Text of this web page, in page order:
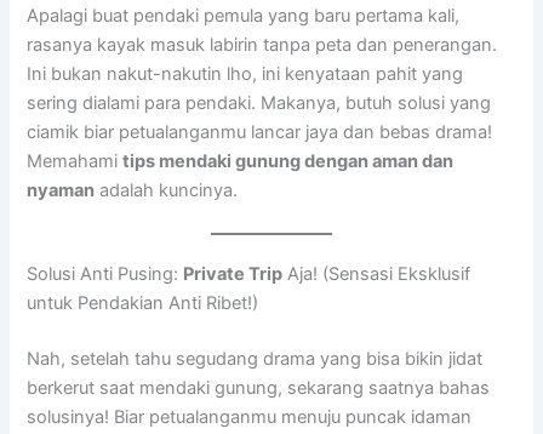
Apalagi buat pendaki pemula yang baru pertama kali,
rasanya kayak masuk labirin tanpa peta dan penerangan.
Ini bukan nakut-nakutin lho, ini kenyataan pahit yang
sering dialami para pendaki. Makanya, butuh solusi yang
ciamik biar petualanganmu lancar jaya dan bebas drama!
Memahamitips mendaki gunung dengan aman dan
nyaman adalah kuncinya.
Solusi Anti Pusing: Private Trip Aja! (Sensasi Eksklusif
untuk Pendakian Anti Ribet!)
Nah, setelah tahu segudang drama yang bisa bikin jidat
berkerut saat mendaki gunung, sekarang saatnya bahas
solusinya! Biar petualanganmu menuju puncak idaman